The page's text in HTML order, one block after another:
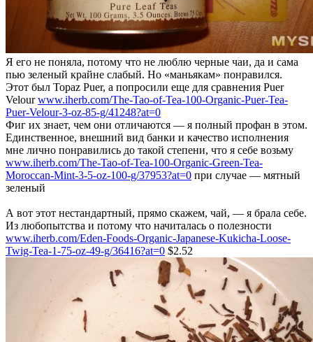
Я его не поняла, потому что не люблю черные чаи, да и сама
пью зеленый крайне слабый. Но «маньякам» понравился.
Этот был Topaz Puer, а попросили еще для сравнения Puer
Velourwww.iherb.com/The-Tao-of-Tea-100-Organic-Puer-Tea-
Puer-Velour-3-oz-85-g/41248?at=0
Фиг их знает, чем они отличаются — я полный профан в этом.
Единственное, внешний вид банки и качество исполнения
мне лично понравились до такой степени, что я себе возьму
www.iherb.com/The-Tao-of-Tea-100-Organic-Green-Tea-
Moroccan-Mint-3-5-oz-100-g/37953?at=0 при случае — мятный
зеленый
А вот этот нестандартный, прямо скажем, чай, — я брала себе.
Из любопытства и потому что начиталась о полезности
www.iherb.com/Eden-Foods-Organic-Japanese-Kukicha-Loose-
Twig-Tea-1-75-oz-49-g/36416?at=0 $2.52